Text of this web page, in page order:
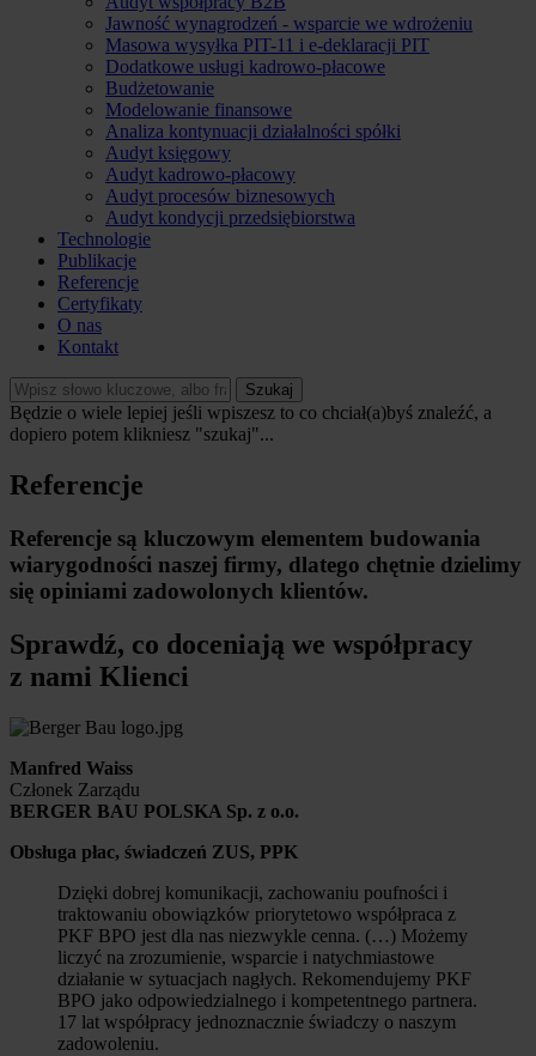
Jawność wynagrodzeń - wsparcie we wdrożeniu
Masowa wysyłka PIT-11 i e-deklaracji PIT
Dodatkowe usługi kadrowo-płacowe
Budżetowanie
Modelowanie finansowe
Analiza kontynuacji działalności spółki
Audyt księgowy
Audyt kadrowo-płacowy
Audyt procesów biznesowych
Audyt kondycji przedsiębiorstwa
Technologie
Publikacje
Referencje
Certyfikaty
O nas
Kontakt
Szukaj
Będzie o wiele lepiej jeśli wpiszesz to co chciał(a)byś znaleźć, a
dopiero potem klikniesz "szukaj"...
Referencje
Referencje są kluczowym elementem budowania
wiarygodności naszej firmy, dlatego chętnie dzielimy
się opiniami zadowolonych klientów.
Sprawdź, co doceniają we współpracy
z nami Klienci
Manfred Waiss
Członek Zarządu
BERGER BAU POLSKA Sp. z o.o.
Obsługa płac, świadczeń ZUS, PPK
Dzięki dobrej komunikacji, zachowaniu poufności i
traktowaniu obowiązków priorytetowo współpraca z
PKF BPO jest dla nas niezwykle cenna. (…) Możemy
liczyć na zrozumienie, wsparcie i natychmiastowe
działanie w sytuacjach nagłych. Rekomendujemy PKF
BPO jako odpowiedzialnego i kompetentnego partnera.
17 lat współpracy jednoznacznie świadczy o naszym
zadowoleniu.